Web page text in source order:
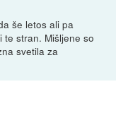
še letos ali pa
te stran. Mišljene so
svetila za